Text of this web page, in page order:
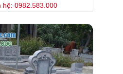
hệ: 0982.583.000